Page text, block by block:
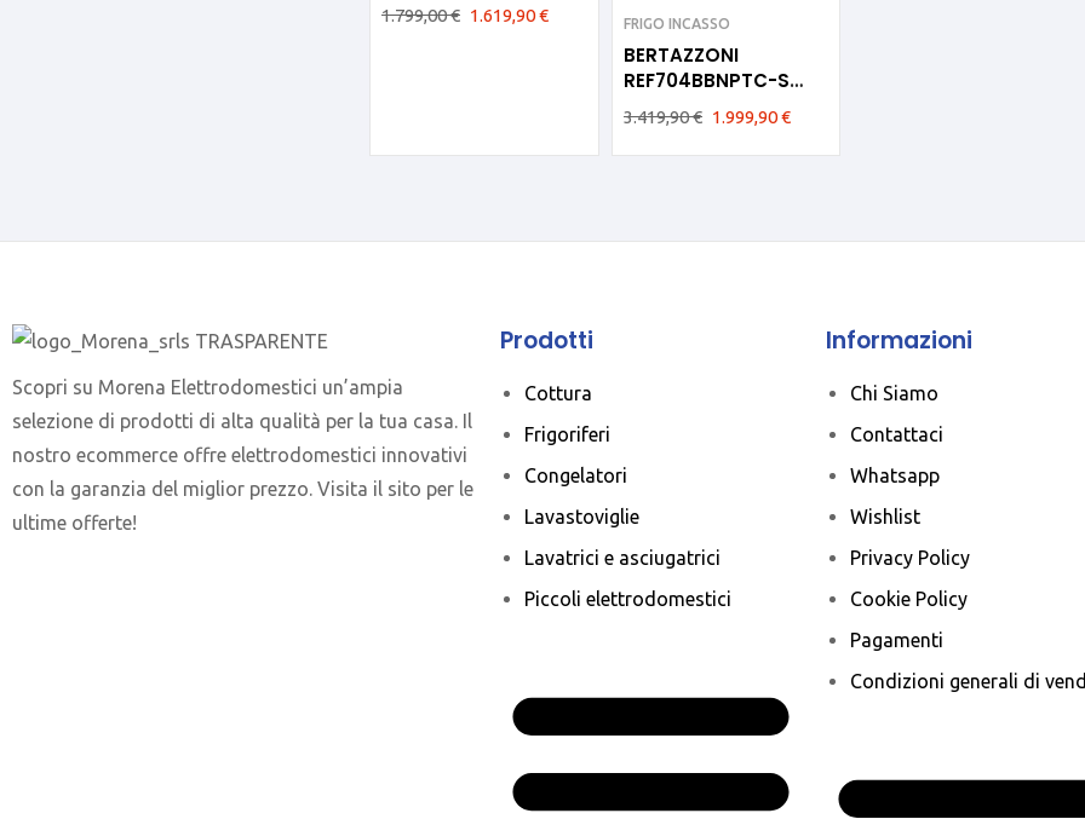
1.799,00€ 1.619,90€ FRIGO INCASSO
BERTAZZONI
REF704BBNPTC-S
Serie Professional 70
cm frigorifero da
incasso H193, sliding
3.419,90€ 1.999,90€
Scopri su Morena Elettrodomestici un’ampia
selezione di prodotti di alta qualità per la tua casa. Il
nostro ecommerce offre elettrodomestici innovativi
con la garanzia del miglior prezzo. Visita il sito per le
ultime offerte!
Prodotti
Cottura
Frigoriferi
Congelatori
Lavastoviglie
Lavatrici e asciugatrici
Piccoli elettrodomestici
Informazioni
Chi Siamo
Contattaci
Whatsapp
Wishlist
Privacy Policy
Cookie Policy
Pagamenti
Condizioni generali di